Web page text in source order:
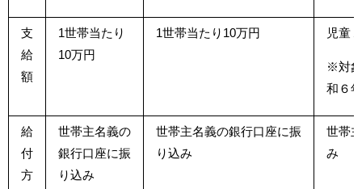
支
給
額
1世帯当たり
10万円
1世帯当たり10万円 児童
※対
和６
給
付
方
世帯主名義の
銀行口座に振
り込み
世帯主名義の銀行口座に振
り込み
世帯